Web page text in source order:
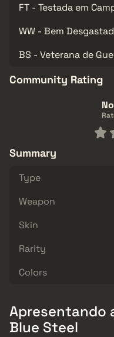
FT - Testada em
WW - Bem
BS - Veterana de
Community Rating
Summary
Type
Weapon
Skin
Rarity
Colors
Apresentando
Blue Steel